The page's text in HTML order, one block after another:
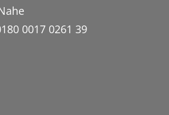
0017 0261 39
auf Instragram
Trier auf Facebook